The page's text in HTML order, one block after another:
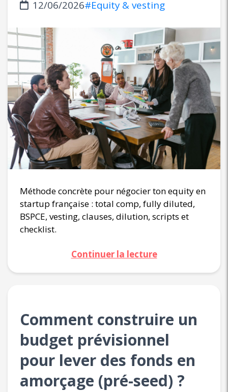
12/06/2026#Equity & vesting
Méthode concrète pour négocier ton equity en
startup française : total comp, fully diluted,
BSPCE, vesting, clauses, dilution, scripts et
checklist.
Continuer la lecture
Comment construire un
budget prévisionnel
pour lever des fonds en
amorçage (pré-seed) ?